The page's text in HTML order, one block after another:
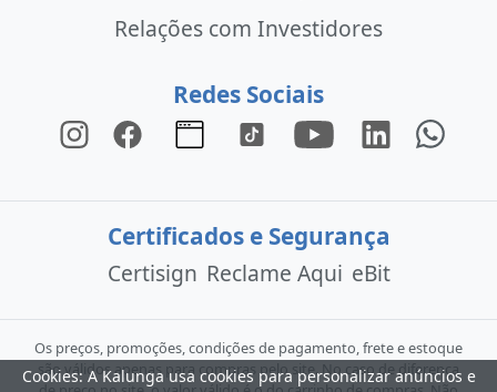
Relações com Investidores
Redes Sociais
Certificados e Segurança
Certisign Reclame Aqui eBit
Os preços, promoções, condições de pagamento, frete e estoque
são válidos apenas para compras pelo site. No caso de diferença
Cookies: A Kalunga usa cookies para personalizar anúncios e